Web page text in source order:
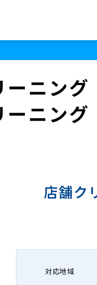
ニング
ニング
店舗ク
対応地域